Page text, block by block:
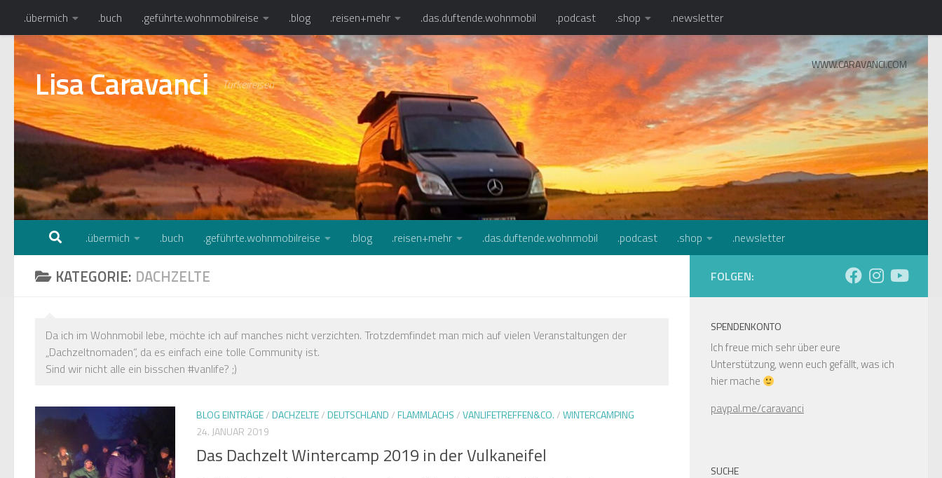
Zum Inhalt springen
.übermich .buch .geführte.wohnmobilreise .blog .reisen+mehr .das.duftende.wohnmobil .podcast .shop .newsletter
Lisa Caravanci Türkeireisen
WWW.CARAVANCI.COM
.übermich .buch .geführte.wohnmobilreise .blog .reisen+mehr .das.duftende.wohnmobil .podcast .shop .newsletter
KATEGORIE: DACHZELTE
Da ich im Wohnmobil lebe, möchte ich auf manches nicht verzichten. Trotzdemfindet man mich auf vielen Veranstaltungen der
„Dachzeltnomaden“, da es einfach eine tolle Community ist.
Sind wir nicht alle ein bisschen #vanlife? ;)
BLOG EINTRÄGE/DACHZELTE/DEUTSCHLAND/FLAMMLACHS/VANLIFETREFFEN&CO./WINTERCAMPING
24. JANUAR 2019
Das Dachzelt Wintercamp 2019 in der Vulkaneifel
FOLGEN:
SPENDENKONTO
Ich freue mich sehr über eure
Unterstützung, wenn euch gefällt, was ich
hier mache
paypal.me/caravanci
SUCHE